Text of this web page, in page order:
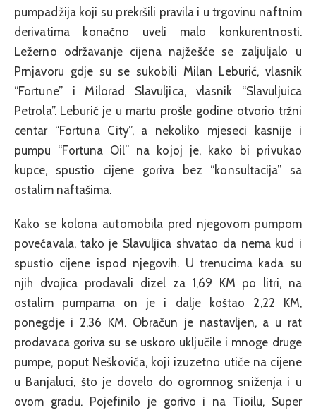
pumpadžija koji su prekršili pravila i u trgovinu naftnim
derivatima konačno uveli malo konkurentnosti.
Ležerno održavanje cijena najžešće se zaljuljalo u
Prnjavoru gdje su se sukobili Milan Leburić, vlasnik
“Fortune” i Milorad Slavuljica, vlasnik “Slavuljuica
Petrola”. Leburić je u martu prošle godine otvorio tržni
centar “Fortuna City”, a nekoliko mjeseci kasnije i
pumpu “Fortuna Oil” na kojoj je, kako bi privukao
kupce, spustio cijene goriva bez “konsultacija” sa
ostalim naftašima.
Kako se kolona automobila pred njegovom pumpom
povećavala, tako je Slavuljica shvatao da nema kud i
spustio cijene ispod njegovih. U trenucima kada su
njih dvojica prodavali dizel za 1,69 KM po litri, na
ostalim pumpama on je i dalje koštao 2,22 KM,
ponegdje i 2,36 KM. Obračun je nastavljen, a u rat
prodavaca goriva su se uskoro uključile i mnoge druge
pumpe, poput Neškovića, koji izuzetno utiče na cijene
u Banjaluci, što je dovelo do ogromnog sniženja i u
ovom gradu. Pojefinilo je gorivo i na Tioilu, Super